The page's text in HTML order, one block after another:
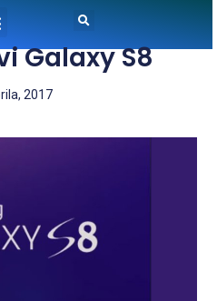
Galaxy S8
2017